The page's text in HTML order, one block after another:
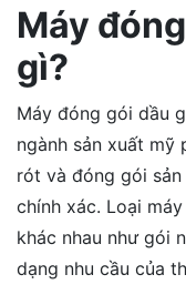
Máy
gì?
Máy đóng gói dầu
ngành sản xuất mỹ
rót và đóng gói
chính xác. Loại
khác nhau như gói
dạng nhu cầu của